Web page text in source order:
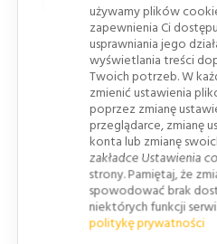
używamy plików
zapewnienia Ci
usprawniania jego
wyświetlania treści
Twoich potrzeb. W
zmienić ustawienia
poprzez zmianę
przeglądarce, zmianę
konta lub zmianę
zakładce Ustawienia
strony. Pamiętaj, że
spowodować brak
niektórych funkcji
politykę prywatności
Uzupełnienie
wyraźne wydzielenie
kolizji.
Długowieczność–
uderzenia i zmienne
Zgodność z normami–
Techniczna IBDiM
standardów